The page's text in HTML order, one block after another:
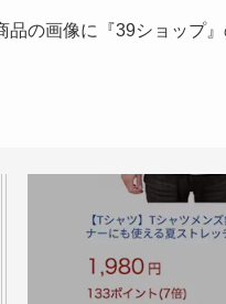
品の画像に『39ショップ